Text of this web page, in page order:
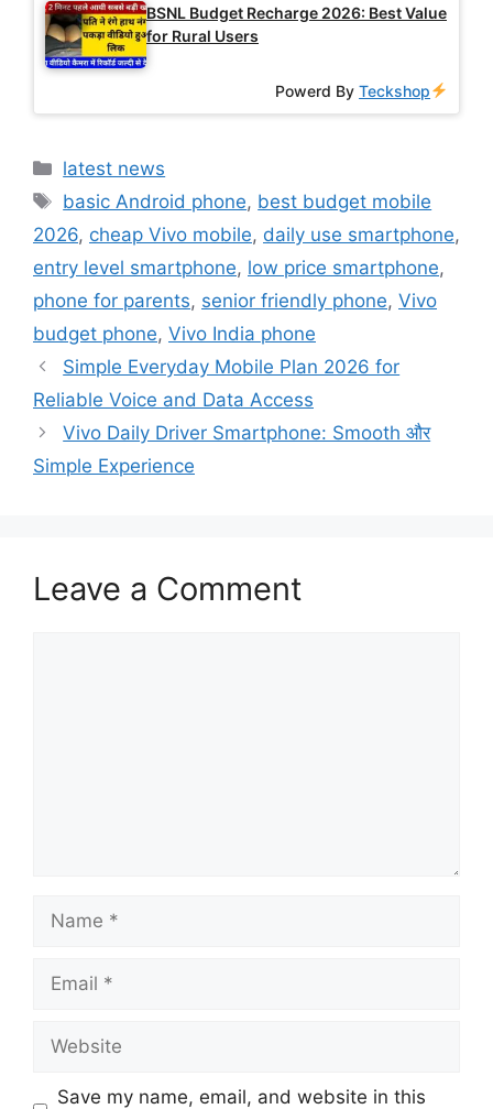
BSNL Budget Recharge 2026: Best Value
for Rural Users
Powerd ByTeckshop
Categories
latest news
Tags
basic Android phone, best budget mobile
2026, cheap Vivo mobile, daily use smartphone,
entry level smartphone, low price smartphone,
phone for parents, senior friendly phone, Vivo
budget phone, Vivo India phone
Simple Everyday Mobile Plan 2026 for
Reliable Voice and Data Access
Vivo Daily Driver Smartphone: Smooth और
Simple Experience
Leave a Comment
Save my name, email, and website in this